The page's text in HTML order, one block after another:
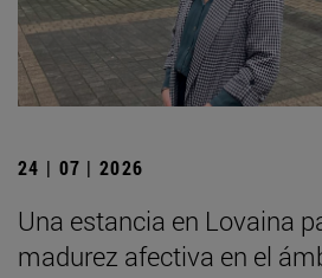
24 | 07 | 2026
Una estancia en Lovaina
madurez afectiva en el